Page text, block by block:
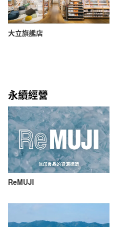
大立旗艦店
永續經營
ReMUJI